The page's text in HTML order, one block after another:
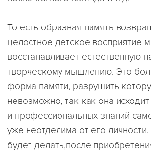
То есть образная память
целостное детское восприятие
восстанавливает естественную
творческому мышлению. Это
форма памяти, разрушить
невозможно, так как она
и профессиональных знаний
уже неотделима от его
будет делать,после